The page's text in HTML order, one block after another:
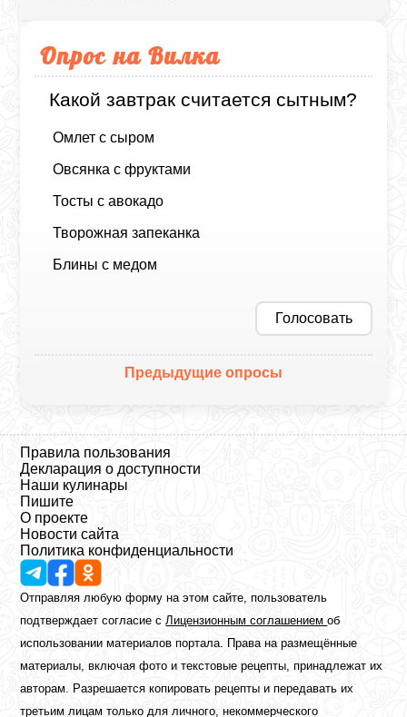
Опрос на Вилка
Какой завтрак считается сытным?
Омлет с сыром
Овсянка с фруктами
Тосты с авокадо
Творожная запеканка
Блины с медом
Голосовать
Предыдущие опросы
Правила пользования
Декларация о доступности
Наши кулинары
Пишите
О проекте
Новости сайта
Политика конфиденциальности
Отправляя любую форму на этом сайте, пользователь
подтверждает согласие сЛицензионным соглашениемоб
использовании материалов портала. Права на размещённые
материалы, включая фото и текстовые рецепты, принадлежат их
авторам. Разрешается копировать рецепты и передавать их
третьим лицам только для личного, некоммерческого